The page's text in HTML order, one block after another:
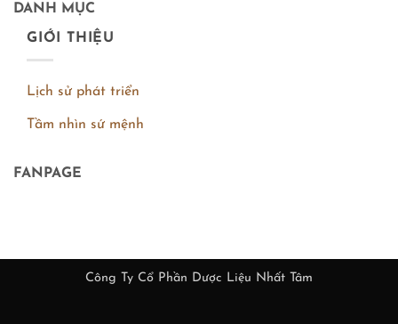
DANH MỤC
GIỚI THIỆU
Lịch sử phát triển
Tầm nhìn sứ mệnh
FANPAGE
Công Ty Cổ Phần Dược Liệu Nhất Tâm